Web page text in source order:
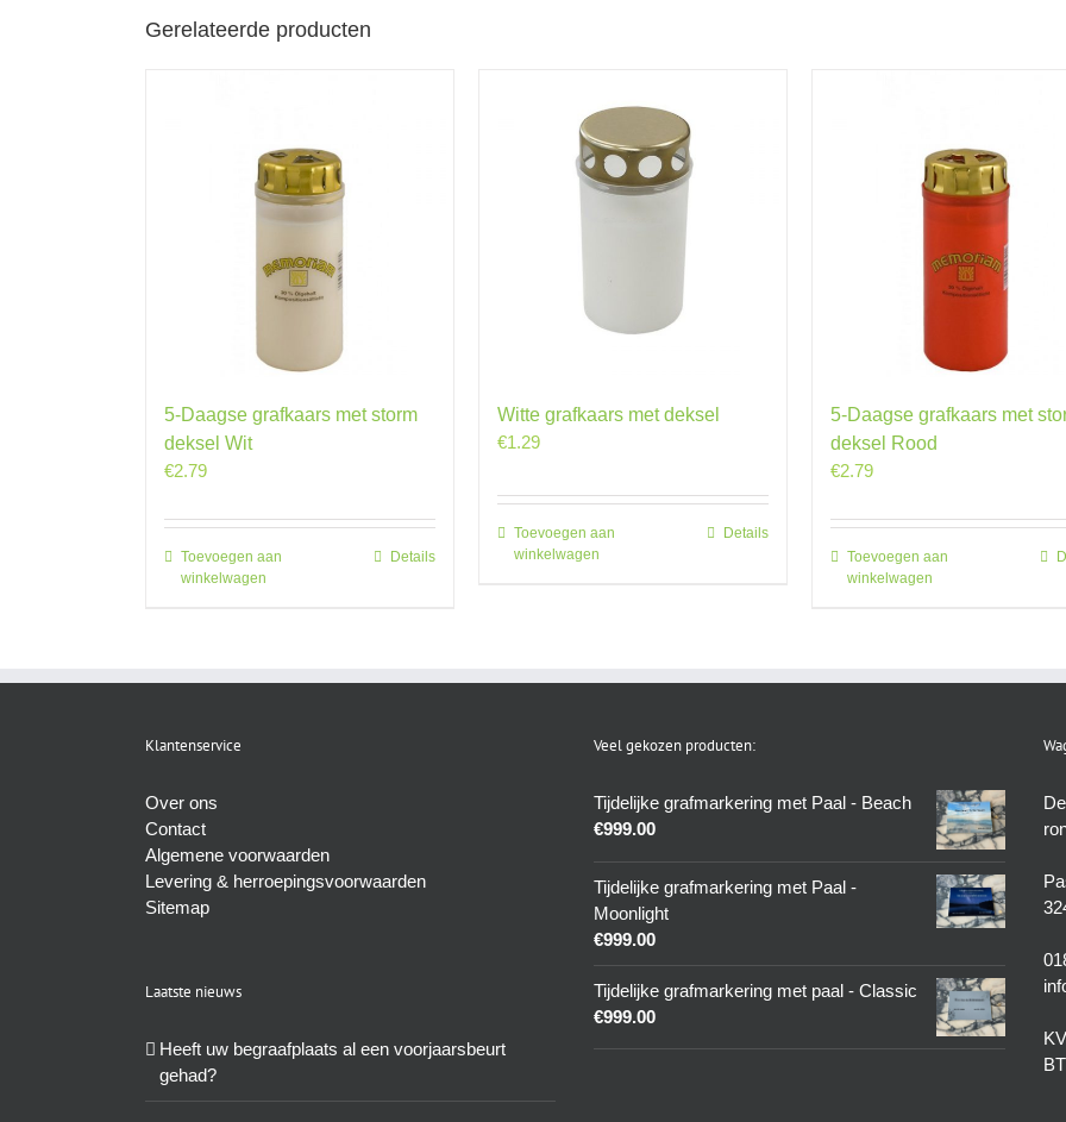
Gerelateerde producten
5-Daagse grafkaars met storm
deksel Wit
€2.79
Toevoegen aan
winkelwagen
Details
Witte grafkaars met deksel
€1.29
Toevoegen aan
winkelwagen
Details
5-Daagse grafkaars met
deksel Rood
€2.79
Toevoegen aan
winkelwagen
Klantenservice
Over ons
Contact
Algemene voorwaarden
Levering & herroepingsvoorwaarden
Sitemap
Laatste nieuws
Heeft uw begraafplaats al een voorjaarsbeurt
gehad?
Veel gekozen producten:
Tijdelijke grafmarkering met Paal - Beach
€999.00
Tijdelijke grafmarkering met Paal -
Moonlight
€999.00
Tijdelijke grafmarkering met paal - Classic
€999.00